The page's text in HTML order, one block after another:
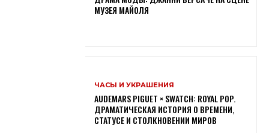
МУЗЕЯ МАЙОЛЯ
ЧАСЫ И УКРАШЕНИЯ
AUDEMARS PIGUET × SWATCH: ROYAL POP.
ДРАМАТИЧЕСКАЯ ИСТОРИЯ О ВРЕМЕНИ,
СТАТУСЕ И СТОЛКНОВЕНИИ МИРОВ